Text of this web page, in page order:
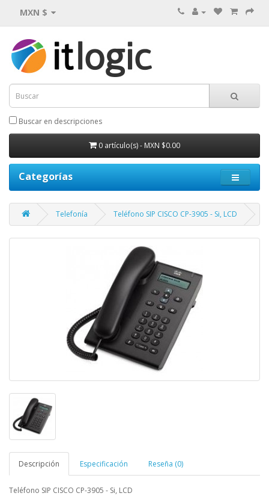
MXN $
Buscar en descripciones
0 artículo(s) - MXN $0.00
Categorías
Telefonía Teléfono SIP CISCO CP-3905 - Si, LCD
Descripción Especificación Reseña (0)
Teléfono SIP CISCO CP-3905 - Si, LCD